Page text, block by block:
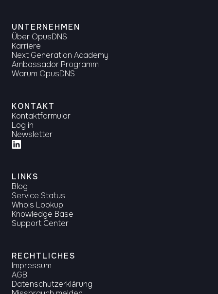
UNTERNEHMEN
Über OpusDNS
Karriere
Next Generation Academy
Ambassador Programm
Warum OpusDNS
KONTAKT
Kontaktformular
Log in
Newsletter
LINKS
Blog
Service Status
Whois Lookup
Knowledge Base
Support Center
RECHTLICHES
Impressum
AGB
Datenschutzerklärung